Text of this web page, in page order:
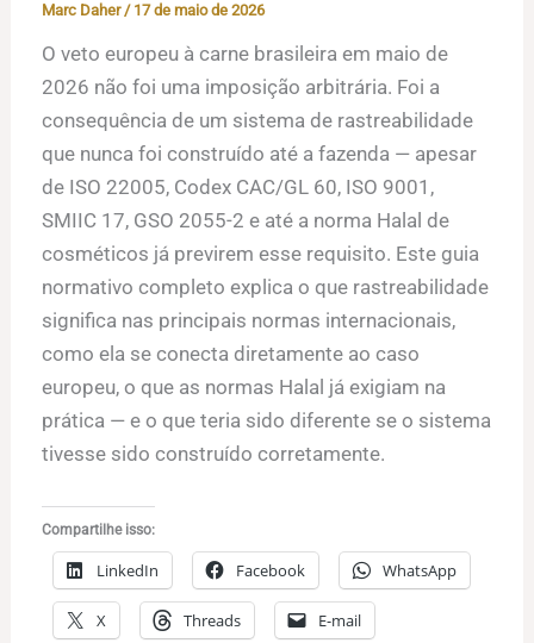
Marc Daher/ 17 de maio de 2026
O veto europeu à carne brasileira em maio de
2026 não foi uma imposição arbitrária. Foi a
consequência de um sistema de rastreabilidade
que nunca foi construído até a fazenda — apesar
de ISO 22005, Codex CAC/GL 60, ISO 9001,
SMIIC 17, GSO 2055-2 e até a norma Halal de
cosméticos já previrem esse requisito. Este guia
normativo completo explica o que rastreabilidade
significa nas principais normas internacionais,
como ela se conecta diretamente ao caso
europeu, o que as normas Halal já exigiam na
prática — e o que teria sido diferente se o sistema
tivesse sido construído corretamente.
Compartilhe isso:
LinkedIn Facebook WhatsApp
X Threads E-mail